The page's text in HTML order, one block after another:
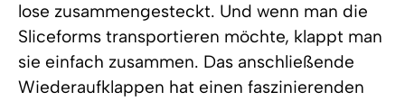
lose zusammengesteckt. Und wenn man die
Sliceforms transportieren möchte, klappt man
sie einfach zusammen. Das anschließende
Wiederaufklappen hat einen faszinierenden